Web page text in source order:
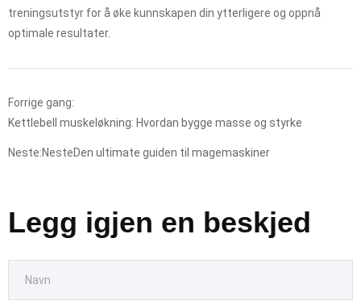
treningsutstyr for å øke kunnskapen din ytterligere og oppnå
optimale resultater.
Forrige gang:
Kettlebell muskeløkning: Hvordan bygge masse og styrke
Neste:NesteDen ultimate guiden til magemaskiner
Legg igjen en beskjed